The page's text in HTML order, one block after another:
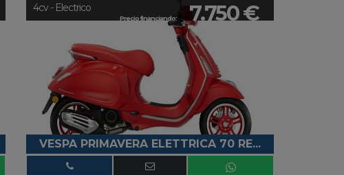
Precio financiando: 7.750 €
4cv - Electrico
VESPA PRIMAVERA ELETTRICA 70 RE...